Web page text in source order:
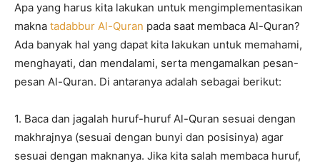
Apa yang harus kita lakukan untuk mengimplementasikan
makna tadabbur Al-Quran pada saat membaca Al-Quran?
Ada banyak hal yang dapat kita lakukan untuk memahami,
menghayati, dan mendalami, serta mengamalkan pesan-
pesan Al-Quran. Di antaranya adalah sebagai berikut:
1. Baca dan jagalah huruf-huruf Al-Quran sesuai dengan
makhrajnya (sesuai dengan bunyi dan posisinya) agar
sesuai dengan maknanya. Jika kita salah membaca huruf,